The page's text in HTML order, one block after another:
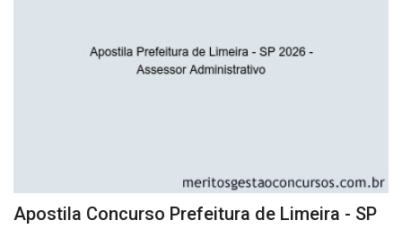
Apostila Concurso Prefeitura de Limeira - SP